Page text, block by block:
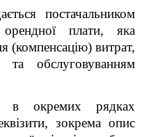
постачальником
плати, яка
(компенсацію) витрат,
обслуговуванням
в окремих рядках
зокрема опис